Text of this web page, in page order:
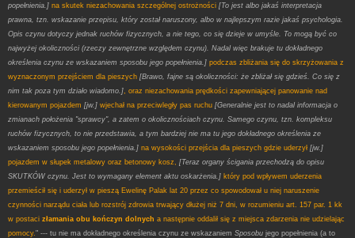
popełnienia.] na skutek niezachowania szczególnej ostrożności [To jest albo jakaś interpretacja
prawna, tzn. wskazanie przepisu, który został naruszony, albo w najlepszym razie jakaś psychologia.
Opis czynu dotyczy jednak ruchów fizycznych, a nie tego, co się dzieje w umyśle. To mogą być co
najwyżej okoliczności (rzeczy zewnętrzne względem czynu). Nadal więc brakuje tu dokładnego
określenia czynu ze wskazaniem sposobu jego popełnienia.] podczas zbliżania się do skrzyżowania z
wyznaczonym przejściem dla pieszych [Brawo, fajne są okoliczności: że zbliżał się gdzieś. Co się z
nim tak poza tym działo wiadomo.] , oraz niezachowania prędkości zapewniającej panowanie nad
kierowanym pojazdem [jw.] wjechał na przeciwległy pas ruchu [Generalnie jest to nadal informacja o
zmianach położenia "sprawcy", a zatem o okolicznościach czynu. Samego czynu, tzn. kompleksu
ruchów fizycznych, to nie przedstawia, a tym bardziej nie ma tu jego dokładnego określenia ze
wskazaniem sposobu jego popełnienia.] na wysokości przejścia dla pieszych gdzie uderzył [jw.]
pojazdem w słupek metalowy oraz betonowy kosz, [Teraz organy ścigania przechodzą do opisu
SKUTKÓW czynu. Jest to wymagany element aktu oskarżenia.] który pod wpływem uderzenia
przemieścił się i uderzył w pieszą Ewelinę Palak lat 20 przez co spowodował u niej naruszenie
czynności narządu ciała lub rozstrój zdrowia trwający dłużej niż 7 dni, w rozumieniu art. 157 par. 1 kk
w postaci złamania obu kończyn dolnych a następnie oddalił się z miejsca zdarzenia nie udzielając
pomocy. " --- tu nie ma dokładnego określenia czynu ze wskazaniem Sposobu jego popełnienia (a to